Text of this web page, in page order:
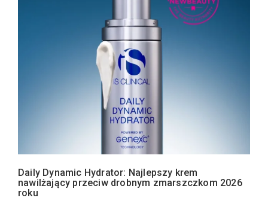
Daily Dynamic Hydrator: Najlepszy krem
nawilżający przeciw drobnym zmarszczkom 2026
roku